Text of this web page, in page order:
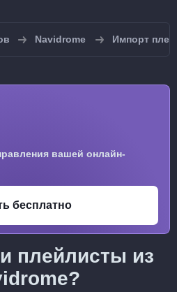
Navidrome Импорт
вашей онлайн-
бесплатно
плейлисты из